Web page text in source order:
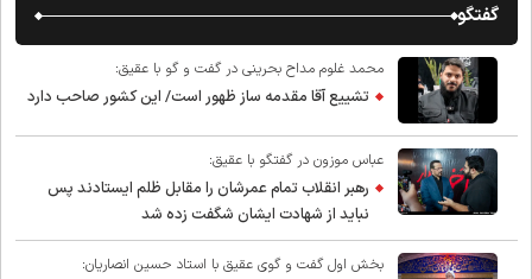
گفتگو
محمد غلوم مداح بحرینی در گفت و گو با عقیق:
تشییع آقا مقدمه ساز ظهور است/ این کشور صاحب دارد
عباس موزون در گفتگو با عقیق:
رهبر انقلاب تمام عمرشان را مقابل ظلم ایستادند پس
نباید از شهادت ایشان شگفت زده شد
بخش اول گفت و گوی عقیق با استاد حسین انصاریان: